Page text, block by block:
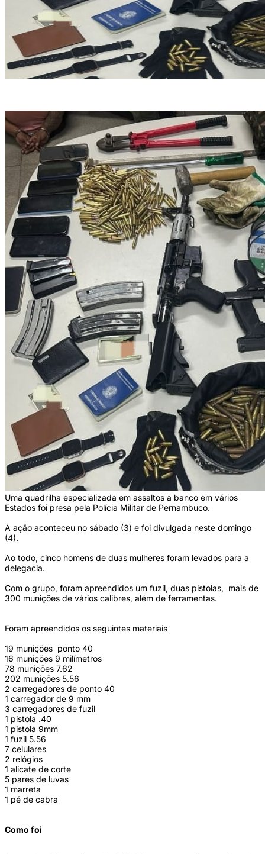
Uma quadrilha especializada em assaltos a banco em vários
Estados foi presa pela Polícia Militar de Pernambuco.
A ação aconteceu no sábado (3) e foi divulgada neste domingo
(4).
Ao todo, cinco homens de duas mulheres foram levados para a
delegacia.
Com o grupo, foram apreendidos um fuzil, duas pistolas, mais de
300 munições de vários calibres, além de ferramentas.
Foram apreendidos os seguintes materiais
19 munições ponto 40
16 munições 9 milímetros
78 munições 7.62
202 munições 5.56
2 carregadores de ponto 40
1 carregador de 9 mm
3 carregadores de fuzil
1 pistola .40
1 pistola 9mm
1 fuzil 5.56
7 celulares
2 relógios
1 alicate de corte
5 pares de luvas
1 marreta
1 pé de cabra
Como foi